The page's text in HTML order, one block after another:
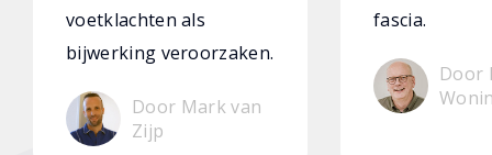
voetklachten als
bijwerking veroorzaken.
Door Mark van
Zijp
fascia.
Door